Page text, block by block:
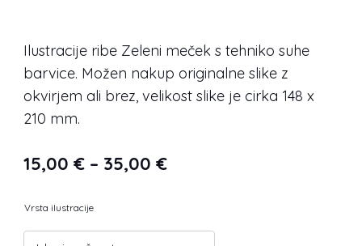
Ilustracije ribe Zeleni meček s tehniko suhe
barvice. Možen nakup originalne slike z
okvirjem ali brez, velikost slike je cirka 148 x
210 mm.
15,00 € – 35,00 €Cenovni
Vrsta ilustracije